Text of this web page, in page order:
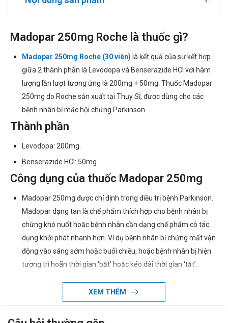
Madopar 250mg Roche là thuốc gì?
Madopar 250mg Roche (30 viên) là kết quả của sự kết hợp
giữa 2 thành phần là Levodopa và Benserazide HCl với hàm
lượng lần lượt tương ứng là 200mg + 50mg. Thuốc Madopar
250mg do Roche sản xuất tại Thụy Sĩ, được dùng cho các
bệnh nhân bị mắc hội chứng Parkinson.
Thành phần
Levodopa: 200mg.
Benserazide HCl: 50mg.
Công dụng của thuốc Madopar 250mg
Madopar 250mg được chỉ định trong điều trị bệnh Parkinson.
Madopar dạng tan là chế phẩm thích hợp cho bệnh nhân bị
chứng khó nuốt hoặc bệnh nhân cần dạng chế phẩm có tác
dụng khởi phát nhanh hơn. Ví dụ bệnh nhân bị chứng mất vận
động vào sáng sớm hoặc buổi chiều, hoặc bệnh nhân bị hiện
tượng trì hoãn thời gian ‘bật’ hoặc kéo dài thời gian ‘tắt’.
dạng đáp ứng dao động (ví dụ bị rối loạn vận động ở liều đỉnh
XEM THÊM